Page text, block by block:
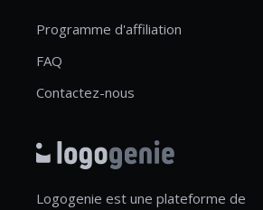
Programme d'affiliation
FAQ
Contactez-nous
Logogenie est une plateforme de